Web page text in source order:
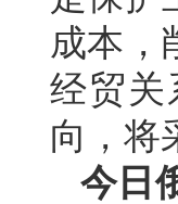
成本，
经贸关
向，将
今日